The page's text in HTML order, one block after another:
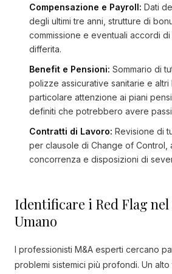
Compensazione e Payroll: Dati
degli ultimi tre anni, strutture di
commissione e eventuali accordi
differita.
Benefit e Pensioni: Sommario di
polizze assicurative sanitarie e
particolare attenzione ai piani
definiti che potrebbero avere
Contratti di Lavoro: Revisione di
per clausole di Change of Control,
concorrenza e disposizioni di
Identificare i Red Flag
Umano
I professionisti M&A esperti cercano
problemi sistemici più profondi. Un